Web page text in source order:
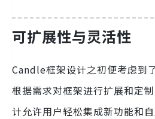
可扩展性与灵活性
Candle框架设计之初便考虑到
根据需求对框架进行扩展和定
计允许用户轻松集成新功能和自